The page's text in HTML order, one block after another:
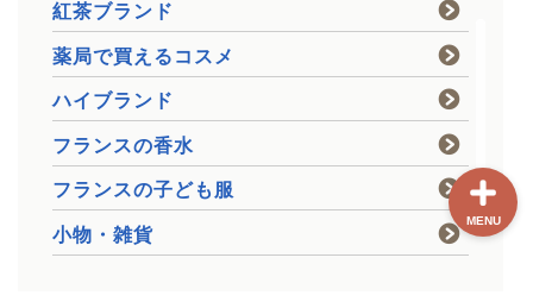
紅茶ブランド
薬局で買えるコスメ
ハイブランド
フランスの香水
フランスの子ども服
小物・雑貨
MENU
フランスボックスについ